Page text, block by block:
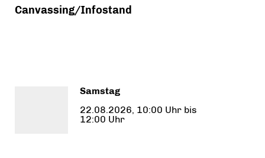
Canvassing/Infostand
Samstag
22.08.2026, 10:00 Uhr bis
12:00 Uhr